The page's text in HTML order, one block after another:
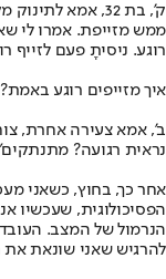
ק', בת 32, אמא
ממש מזייפת. אמרו לי
רוגע. ניסיתָ פעם לזייף
איך מזייפים רוגע באמת?
ב', אמא צעירה אחרת,
נראית רגועה?
אחר כך, בחוץ, כשאני
הפסיכולוגית, שעכשיו
הנרמול של המצב.
להרגיש שאני שונאת את